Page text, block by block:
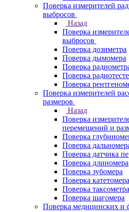
Поверка измерителей
выбросов
Назад
Поверка
выбросов
Поверка дозиметра
Поверка дымомера
Поверка
Поверка
Поверка
Поверка измерителей
размеров
Назад
Поверка
перемещений и
Поверка
Поверка
Поверка датчика
Поверка длиномера
Поверка зубомера
Поверка катетомера
Поверка таксометра
Поверка шагомера
Поверка медицинских и